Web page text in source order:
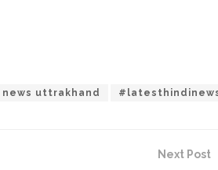
uttrakhand
Next Post